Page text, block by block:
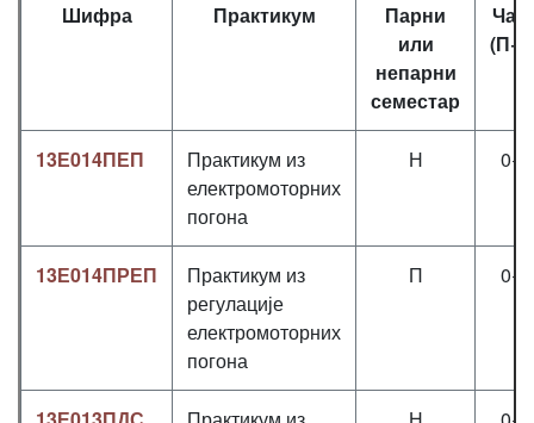
Шифра Практикум
Парни
или
непарни
семестар
13Е014ПЕП
Практикум из
електромоторних
погона
Н
13Е014ПРЕП
Практикум из
регулације
електромоторних
погона
П